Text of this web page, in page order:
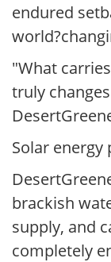
endured
"What
truly
Solar
brackish
supply, and
completely